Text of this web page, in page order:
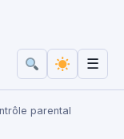
☰
parental